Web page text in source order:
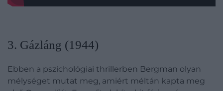
3. Gázláng (1944)
Ebben a pszichológiai thrillerben Bergman olyan
mélységet mutat meg, amiért méltán kapta meg